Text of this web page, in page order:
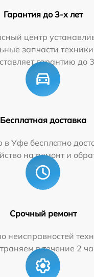
Гарантия до 3-х лет
центр
запчасти
гарантию до
Бесплатная доставка
Уфе бесплатно
на ремонт и
Срочный ремонт
неисправностей
в течение 2